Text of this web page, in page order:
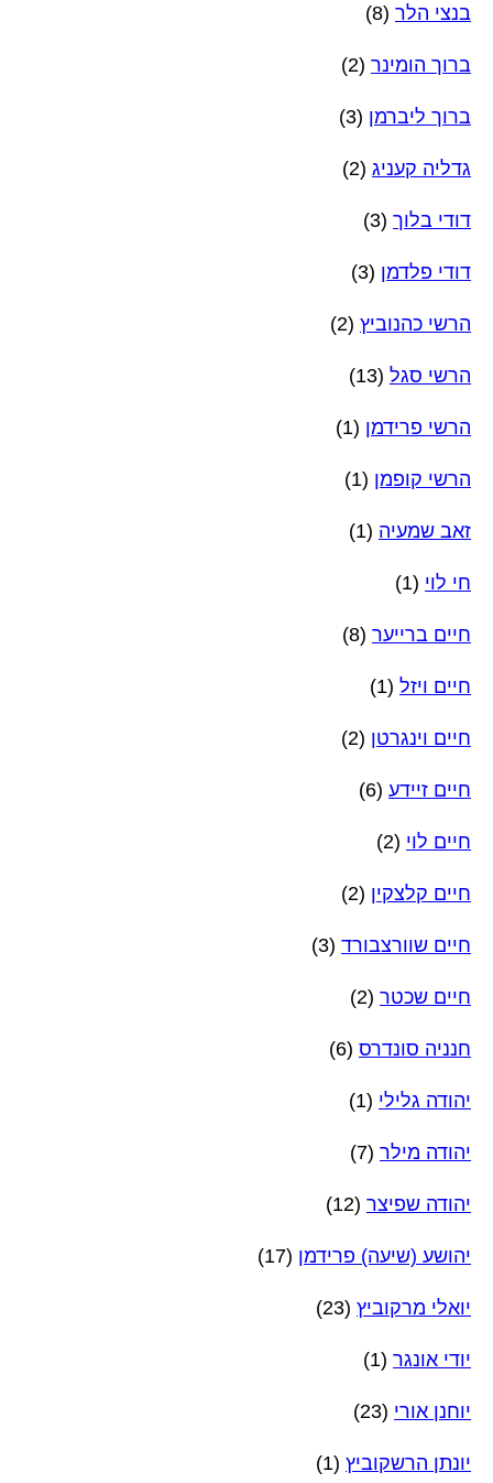
בנצי הלר (8)
ברוך הומינר (2)
ברוך ליברמן (3)
גדליה קעניג (2)
דודי בלוך (3)
דודי פלדמן (3)
הרשי כהנוביץ (2)
הרשי סגל (13)
הרשי פרידמן (1)
הרשי קופמן (1)
זאב שמעיה (1)
חי לוי (1)
חיים ברייער (8)
חיים ויזל (1)
חיים וינגרטן (2)
חיים זיידע (6)
חיים לוי (2)
חיים קלצקין (2)
חיים שוורצבורד (3)
חיים שכטר (2)
חנניה סונדרס (6)
יהודה גלילי (1)
יהודה מילר (7)
יהודה שפיצר (12)
יהושע (שיעה) פרידמן (17)
יואלי מרקוביץ (23)
יודי אונגר (1)
יוחנן אורי (23)
יונתן הרשקוביץ (1)